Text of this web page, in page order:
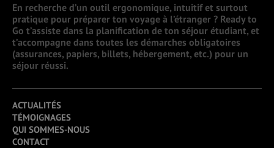
En recherche d’un outil ergonomique, intuitif et surtout
pratique pour préparer ton voyage à l’étranger ? Ready to
Go t’assiste dans la planification de ton séjour étudiant, et
t’accompagne dans toutes les démarches obligatoires
(assurances, papiers, billets, hébergement, etc.) pour un
séjour réussi.
ACTUALITÉS
TÉMOIGNAGES
QUI SOMMES-NOUS
CONTACT